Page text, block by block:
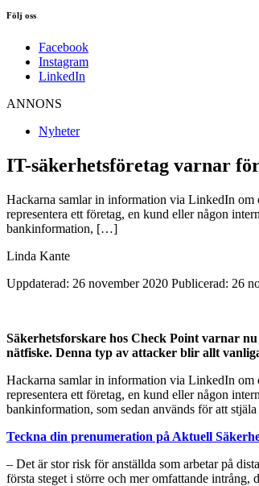
Följ oss
Facebook
Instagram
LinkedIn
ANNONS
Nyheter
IT-säkerhetsföretag varnar
Hackarna samlar in information via LinkedIn om
representera ett företag, en kund eller någon
bankinformation, […]
Linda Kante
Uppdaterad: 26 november 2020 Publicerad: 26
Säkerhetsforskare hos Check Point varnar
nätfiske. Denna typ av attacker blir allt
Hackarna samlar in information via LinkedIn om
representera ett företag, en kund eller någon
bankinformation, som sedan används för att
Teckna din prenumeration på Aktuell
– Det är stor risk för anställda som arbetar på
första steget i större och mer omfattande intrång,